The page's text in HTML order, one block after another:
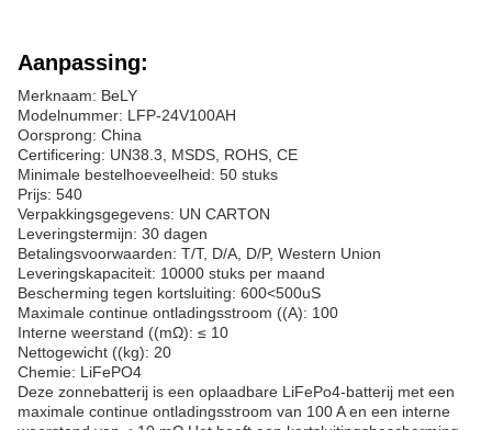
Aanpassing:
Merknaam: BeLY
Modelnummer: LFP-24V100AH
Oorsprong: China
Certificering: UN38.3, MSDS, ROHS, CE
Minimale bestelhoeveelheid: 50 stuks
Prijs: 540
Verpakkingsgegevens: UN CARTON
Leveringstermijn: 30 dagen
Betalingsvoorwaarden: T/T, D/A, D/P, Western Union
Leveringskapaciteit: 10000 stuks per maand
Bescherming tegen kortsluiting: 600<500uS
Maximale continue ontladingsstroom ((A): 100
Interne weerstand ((mΩ): ≤ 10
Nettogewicht ((kg): 20
Chemie: LiFePO4
Deze zonnebatterij is een oplaadbare LiFePo4-batterij met een
maximale continue ontladingsstroom van 100 A en een interne